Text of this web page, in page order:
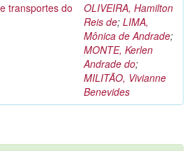
transportes do
OLIVEIRA, Hamilton
Reis de; LIMA,
Mônica de Andrade;
MONTE, Kerlen
Andrade do;
MILITÃO, Vivianne
Benevides